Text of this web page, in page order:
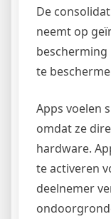
De
neemt op
bescherming
te
Apps voelen
omdat ze
hardware.
te activeren
deelnemer